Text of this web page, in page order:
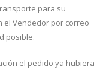
para su
el Vendedor por correo
posible.
el pedido ya hubiera